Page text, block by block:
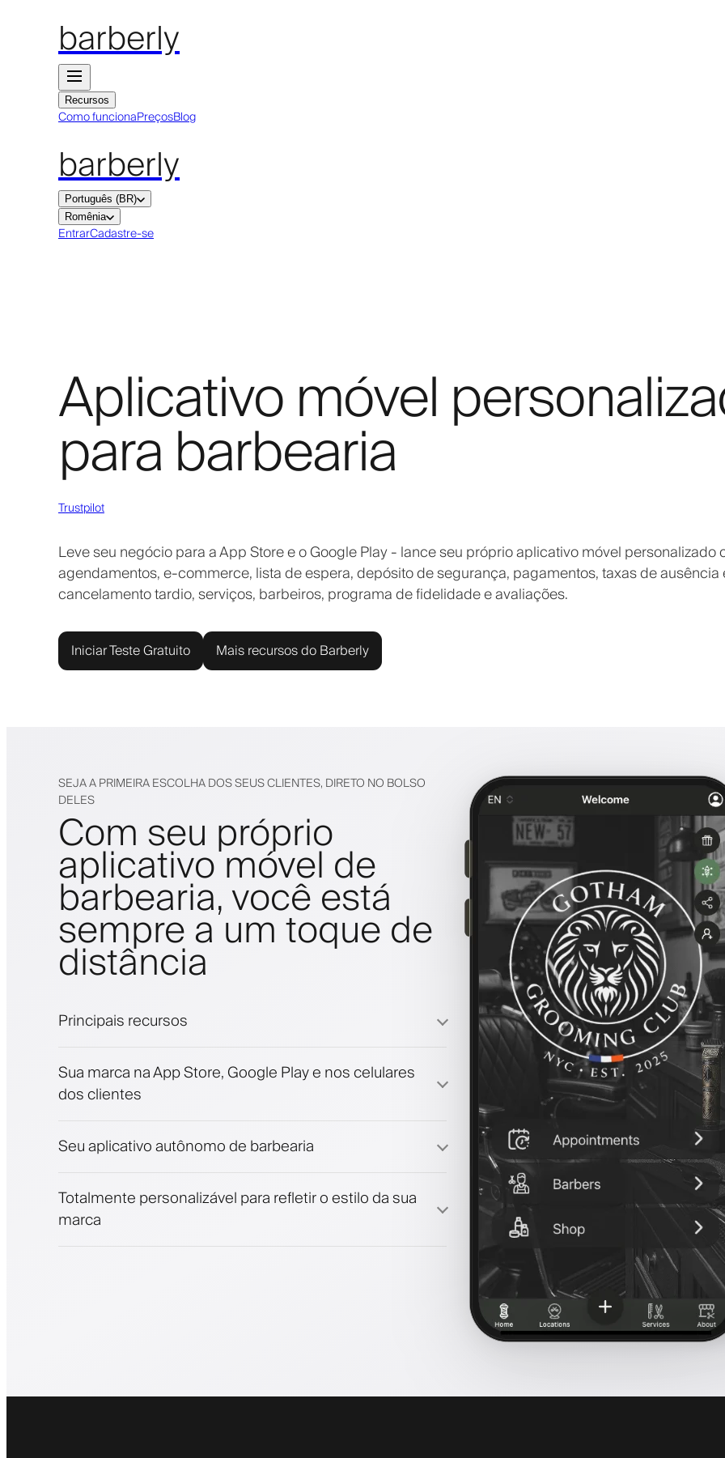
barberly
Recursos
Como funcionaPreçosBlog
barberly
Português (BR)
Romênia
EntrarCadastre-se
Aplicativo móvel
para barbearia
Trustpilot
Leve seu negócio para a App Store e o Google Play - lance seu próprio aplicativo móvel personalizado
agendamentos, e-commerce, lista de espera, depósito de segurança, pagamentos, taxas de ausência
cancelamento tardio, serviços, barbeiros, programa de fidelidade e avaliações.
Iniciar Teste Gratuito Mais recursos do Barberly
SEJA A PRIMEIRA ESCOLHA DOS SEUS CLIENTES, DIRETO NO BOLSO
DELES
Com seu próprio
aplicativo móvel de
barbearia, você está
sempre a um toque de
distância
Principais recursos
Pagamentos, depósito caução
Venda produtos de beleza
Sua marca na App Store, Google Play e nos celulares
dos clientes
Seu aplicativo autônomo de barbearia
Totalmente personalizável para refletir o estilo da sua
marca